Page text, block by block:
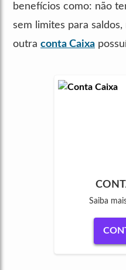
benefícios como: não
sem limites para
outra conta Caixa
Saiba